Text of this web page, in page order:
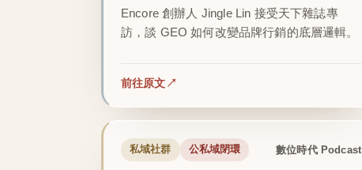
Encore 創辦人 Jingle Lin 接受天下雜誌專
訪，談 GEO 如何改變品牌行銷的底層邏輯。
前往原文
私域社群 公私域閉環 數位時代 Podcast